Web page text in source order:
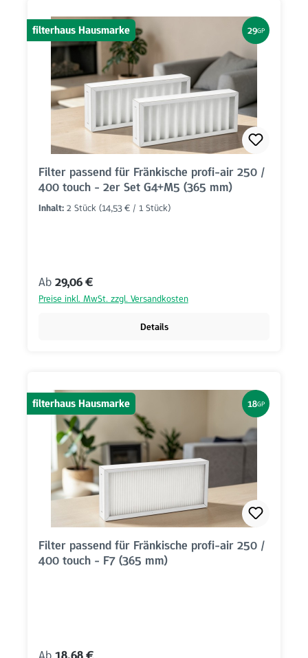
filterhaus Hausmarke 29GP
Filter passend für Fränkische profi-air 250 /
400 touch - 2er Set G4+M5 (365 mm)
Inhalt: 2 Stück (14,53 € / 1 Stück)
Regulärer Preis:
Ab 29,06 €
Preise inkl. MwSt. zzgl. Versandkosten
Details
filterhaus Hausmarke 18GP
Filter passend für Fränkische profi-air 250 /
400 touch - F7 (365 mm)
Regulärer Preis: